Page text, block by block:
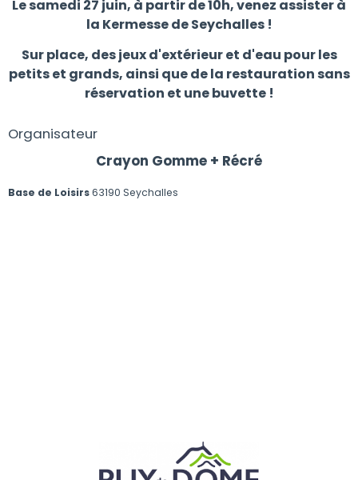
Le samedi 27 juin, à partir de 10h, venez assister à
la Kermesse de Seychalles !
Sur place, des jeux d'extérieur et d'eau pour les
petits et grands, ainsi que de la restauration sans
réservation et une buvette !
Organisateur
Crayon Gomme + Récré
Base de Loisirs63190 Seychalles